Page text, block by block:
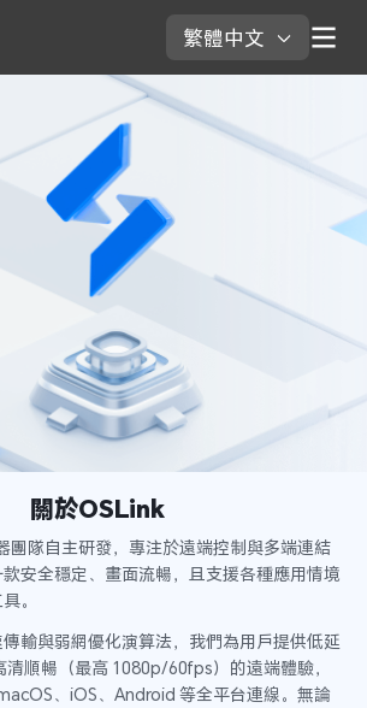
繁體中文
關於OSLink
團隊自主研發，專注於遠端控制與多端連結
安全穩定、畫面流暢，且支援各種應用情境
。
輸與弱網優化演算法，我們為用戶提供低延
順暢（最高 1080p/60fps）的遠端體驗，
、iOS、Android 等全平台連線。無論